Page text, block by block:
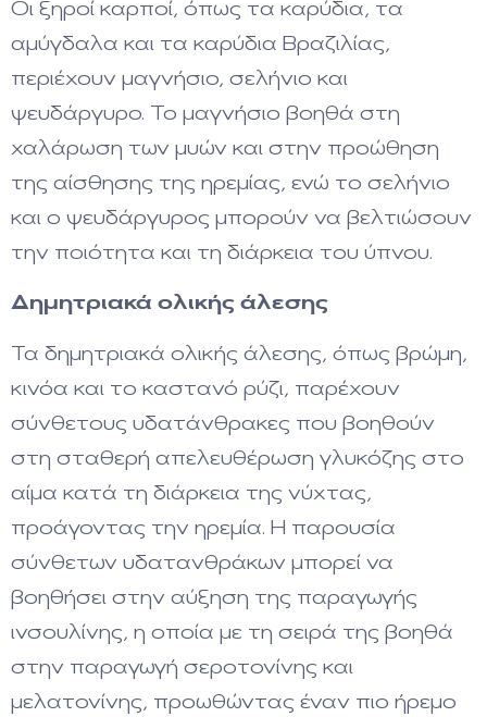
Οι ξηροί καρποί, όπως τα καρύδια, τα
αμύγδαλα και τα καρύδια Βραζιλίας,
περιέχουν μαγνήσιο, σελήνιο και
ψευδάργυρο. Το μαγνήσιο βοηθά στη
χαλάρωση των μυών και στην προώθηση
της αίσθησης της ηρεμίας, ενώ το σελήνιο
και ο ψευδάργυρος μπορούν να βελτιώσουν
την ποιότητα και τη διάρκεια του ύπνου.
Δημητριακά ολικής άλεσης
Τα δημητριακά ολικής άλεσης, όπως βρώμη,
κινόα και το καστανό ρύζι, παρέχουν
σύνθετους υδατάνθρακες που βοηθούν
στη σταθερή απελευθέρωση γλυκόζης στο
αίμα κατά τη διάρκεια της νύχτας,
προάγοντας την ηρεμία. Η παρουσία
σύνθετων υδατανθράκων μπορεί να
βοηθήσει στην αύξηση της παραγωγής
ινσουλίνης, η οποία με τη σειρά της βοηθά
στην παραγωγή σεροτονίνης και
μελατονίνης, προωθώντας έναν πιο ήρεμο